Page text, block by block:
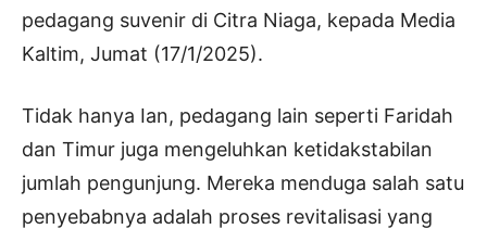
pedagang suvenir di Citra Niaga, kepada Media
Kaltim, Jumat (17/1/2025).
Tidak hanya Ian, pedagang lain seperti Faridah
dan Timur juga mengeluhkan ketidakstabilan
jumlah pengunjung. Mereka menduga salah satu
penyebabnya adalah proses revitalisasi yang